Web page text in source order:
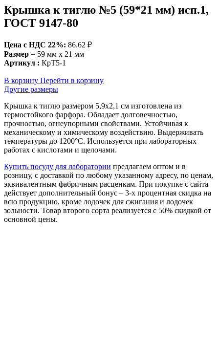
Крышка к тиглю №5 (59*21 мм) исп.1,
ГОСТ 9147-80
Цена c НДС 22%: 86.62 ₽
Размер = 59 мм х 21 мм
Артикул : КрТ5-1
В корзину Перейти в корзину
Другие размеры
Крышка к тиглю размером 5,9х2,1 см изготовлена из
термостойкого фарфора. Обладает долговечностью,
прочностью, огнеупорными свойствами. Устойчивая к
механическому и химическому воздействию. Выдерживать
температуры до 1200°С. Используется при лабораторных
работах с кислотами и щелочами.
Купить посуду для лаборатории предлагаем оптом и в
розницу, с доставкой по любому указанному адресу, по ценам,
эквивалентным фабричным расценкам. При покупке с сайта
действует дополнительный бонус – 3-х процентная скидка на
всю продукцию, кроме лодочек для сжигания и лодочек
зольности. Товар второго сорта реализуется с 50% скидкой от
основной цены.